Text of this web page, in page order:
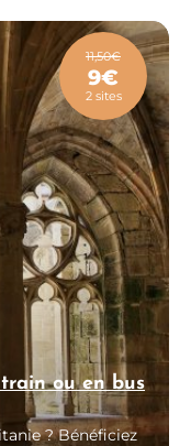
11,50€
9€
2 sites
ou en bus
? Bénéficiez